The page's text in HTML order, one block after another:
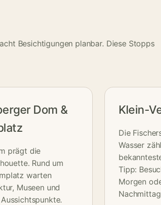
Besichtigungen planbar. Diese Stopps
Dom &
prägt die
Rund um
warten
Museen und
Klein-
Die
Wasser
Tipp:
Morgen